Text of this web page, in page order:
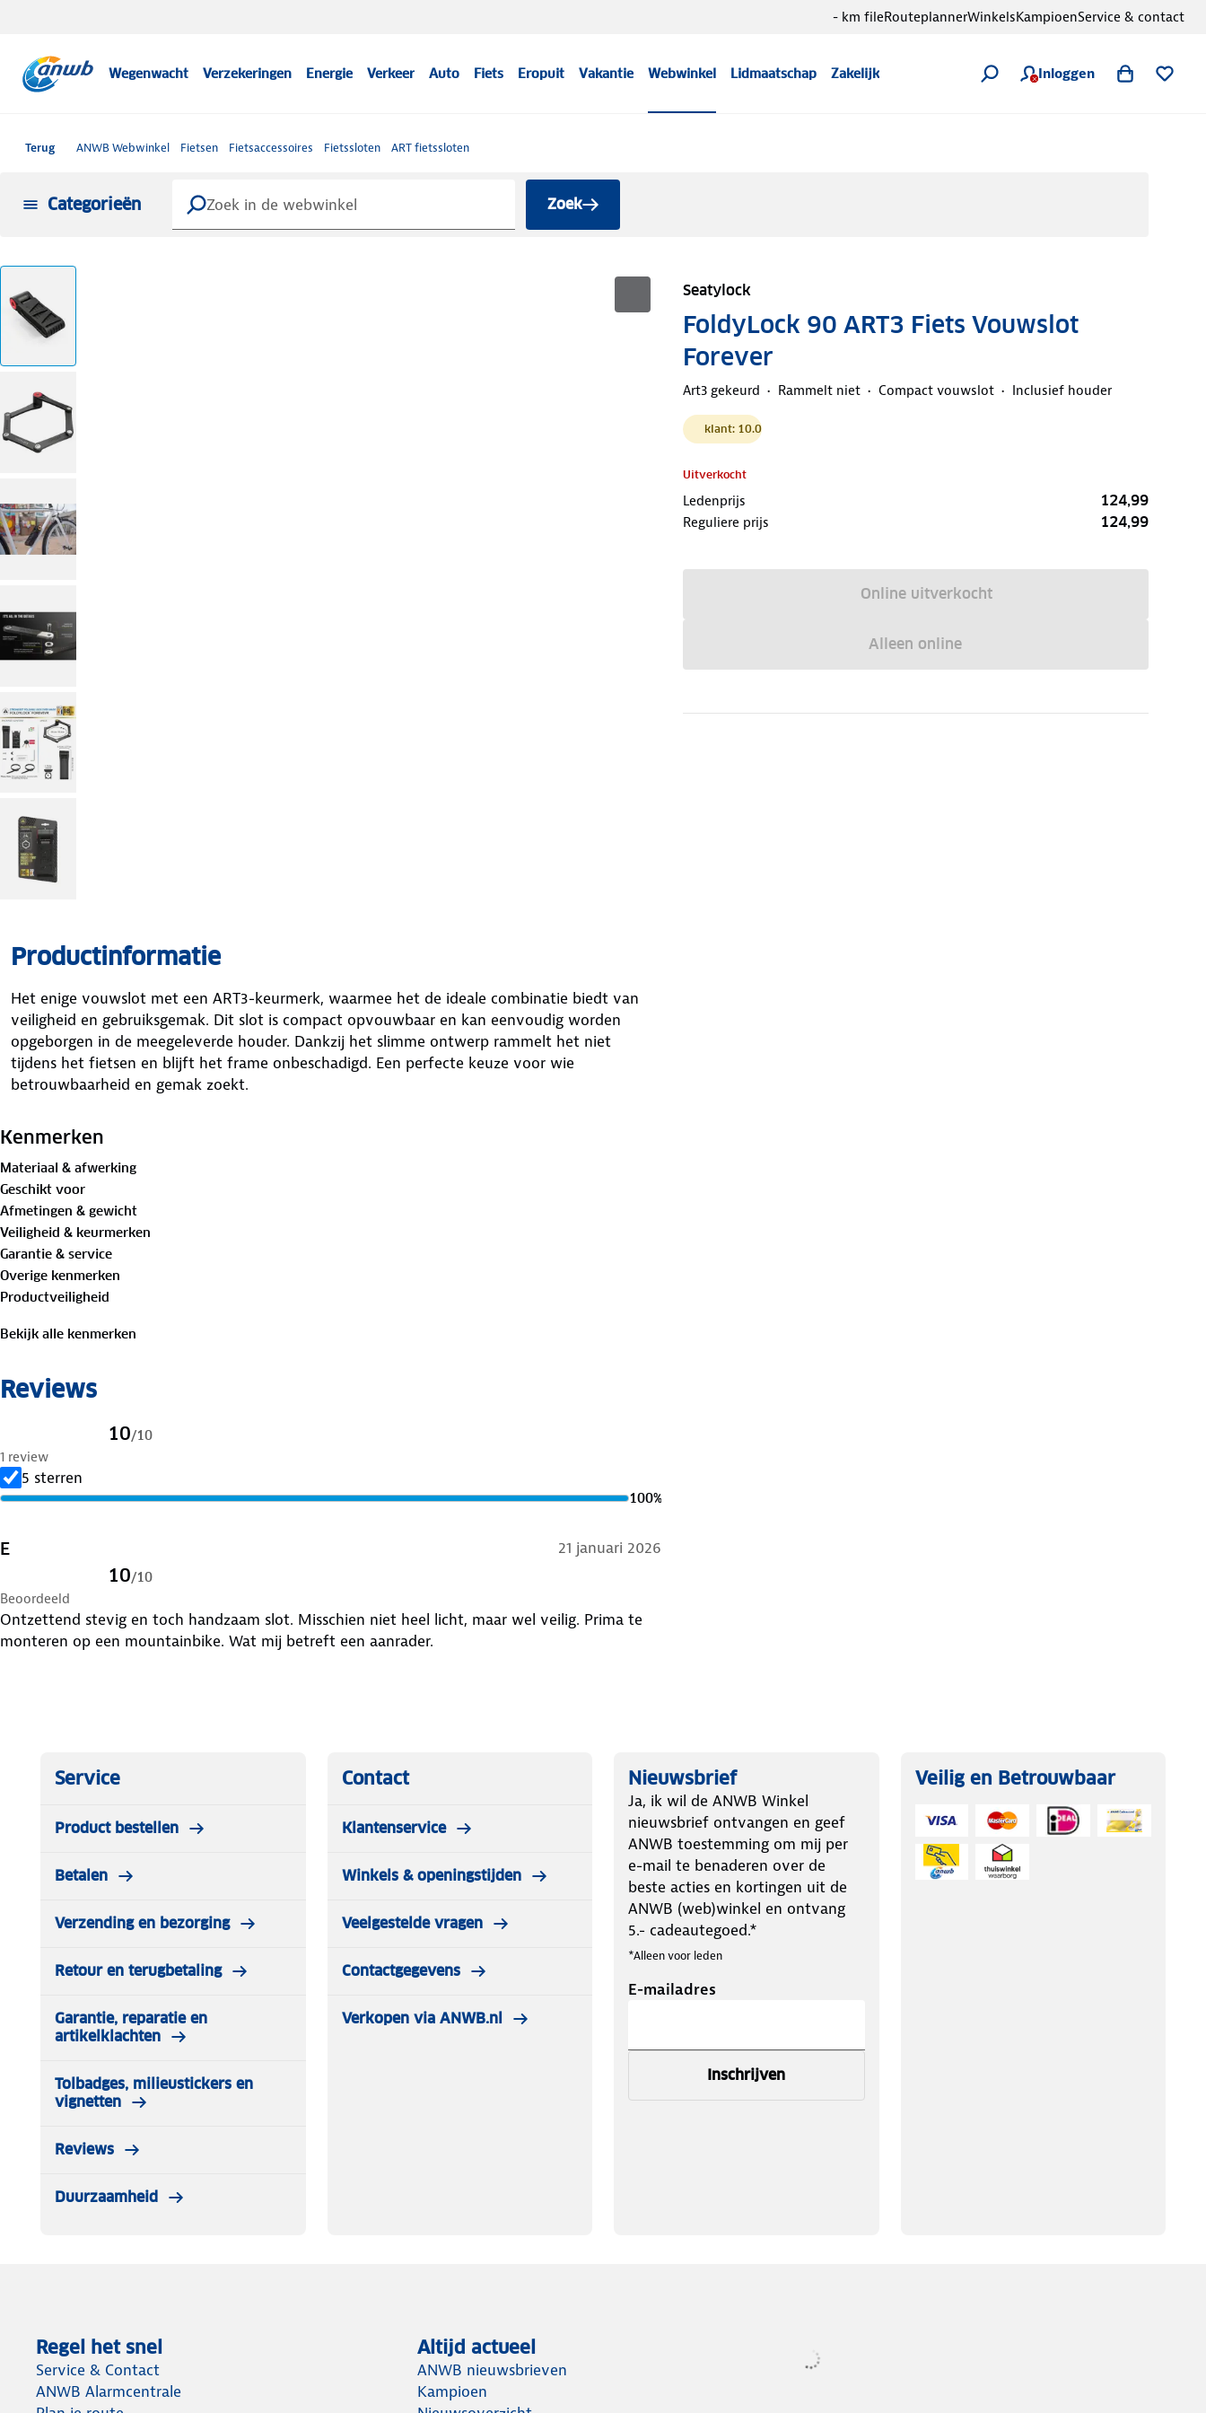
Wegenwacht Verzekeringen Energie Verkeer Auto Fiets Eropuit Vakantie Webwinkel Lidmaatschap Zakelijk Inloggen
- km fileRouteplannerWinkelsKampioenService & contact
Terug ANWB Webwinkel Fietsen Fietsaccessoires Fietssloten ART fietssloten
Categorieën Zoek
Seatylock
FoldyLock 90 ART3 Fiets Vouwslot
Forever
Art3 gekeurd Rammelt niet Compact vouwslot Inclusief houder
klant: 10.0
Uitverkocht
Ledenprijs 124,99
Reguliere prijs 124,99
Online uitverkocht
Alleen online
Productinformatie
Het enige vouwslot met een ART3-keurmerk, waarmee het de ideale combinatie biedt van
veiligheid en gebruiksgemak. Dit slot is compact opvouwbaar en kan eenvoudig worden
opgeborgen in de meegeleverde houder. Dankzij het slimme ontwerp rammelt het niet
tijdens het fietsen en blijft het frame onbeschadigd. Een perfecte keuze voor wie
betrouwbaarheid en gemak zoekt.
Kenmerken
Materiaal & afwerking
Geschikt voor
Afmetingen & gewicht
Veiligheid & keurmerken
Garantie & service
Overige kenmerken
Productveiligheid
Bekijk alle kenmerken
Reviews
10/10
1 review
5 sterren
100%
E 21 januari 2026
10/10
Beoordeeld
Ontzettend stevig en toch handzaam slot. Misschien niet heel licht, maar wel veilig. Prima te
monteren op een mountainbike. Wat mij betreft een aanrader.
Service
Product bestellen
Betalen
Verzending en bezorging
Retour en terugbetaling
Garantie, reparatie en
artikelklachten
Tolbadges, milieustickers en
vignetten
Reviews
Duurzaamheid
Contact
Klantenservice
Winkels & openingstijden
Veelgestelde vragen
Contactgegevens
Verkopen via ANWB.nl
Nieuwsbrief
Ja, ik wil de ANWB Winkel
nieuwsbrief ontvangen en geef
ANWB toestemming om mij per
e-mail te benaderen over de
beste acties en kortingen uit de
ANWB (web)winkel en ontvang
5.- cadeautegoed.*
*Alleen voor leden
E-mailadres
Inschrijven
Veilig en Betrouwbaar
Regel het snel
Service & Contact
ANWB Alarmcentrale
Altijd actueel
ANWB nieuwsbrieven
Kampioen